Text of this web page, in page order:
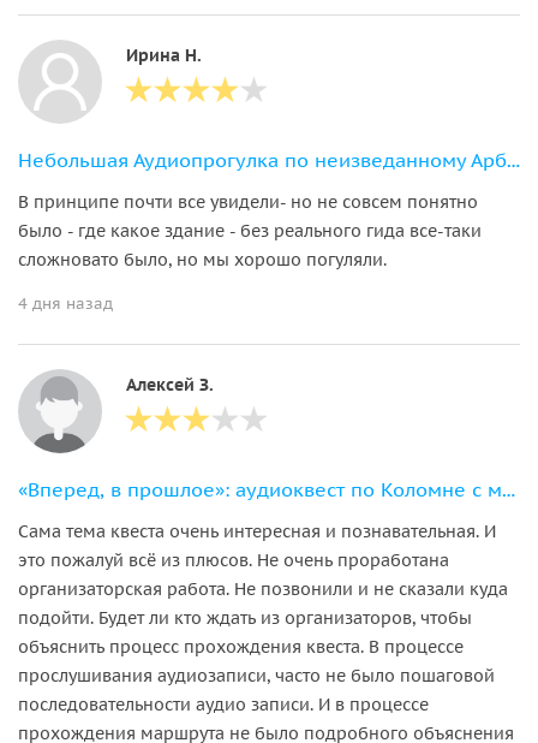
Ирина Н.
Небольшая Аудиопрогулка по неизведанному Арбату
В принципе почти все увидели- но не совсем понятно
было - где какое здание - без реального гида все-таки
сложновато было, но мы хорошо погуляли.
4 дня назад
Алексей З.
«Вперед, в прошлое»: аудиоквест по Коломне с мистическим финалом
Сама тема квеста очень интересная и познавательная. И
это пожалуй всё из плюсов. Не очень проработана
организаторская работа. Не позвонили и не сказали куда
подойти. Будет ли кто ждать из организаторов, чтобы
объяснить процесс прохождения квеста. В процессе
прослушивания аудиозаписи, часто не было пошаговой
последовательности аудио записи. И в процессе
прохождения маршрута не было подробного объяснения